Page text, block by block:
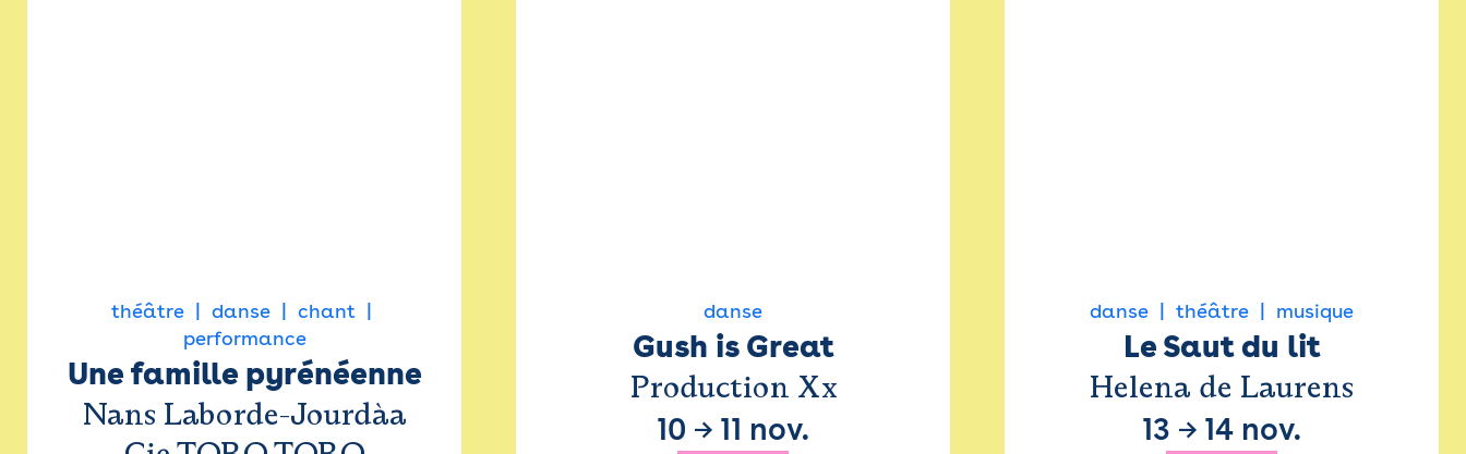
théâtre danse
chant
performance
Une famille pyrénéenne
Nans Laborde-Jourdàa
danse
Gush is Great
Production Xx
10 → 11 nov.
danse théâtre musique
Le Saut du lit
Helena de Laurens
13 → 14 nov.